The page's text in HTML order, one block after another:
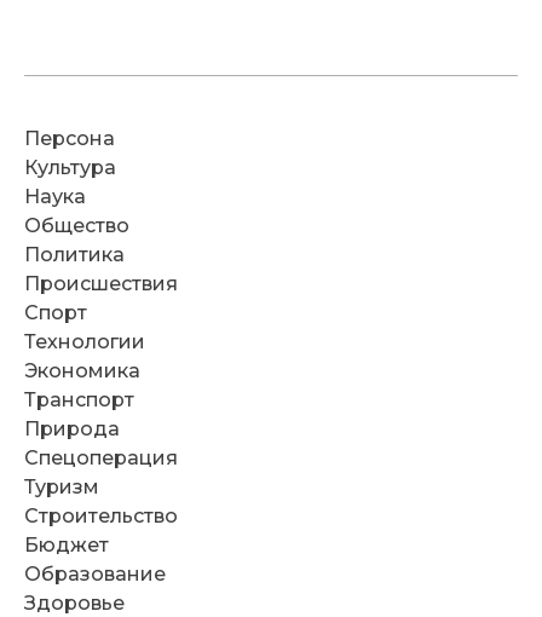
Персона
Культура
Наука
Общество
Политика
Происшествия
Спорт
Технологии
Экономика
Транспорт
Природа
Спецоперация
Туризм
Строительство
Бюджет
Образование
Здоровье